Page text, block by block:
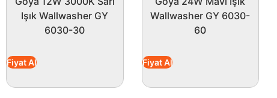
Işık Wallwasher GY
6030-30
Fiyat Al
Wallwasher GY 6030-
60
Fiyat Al